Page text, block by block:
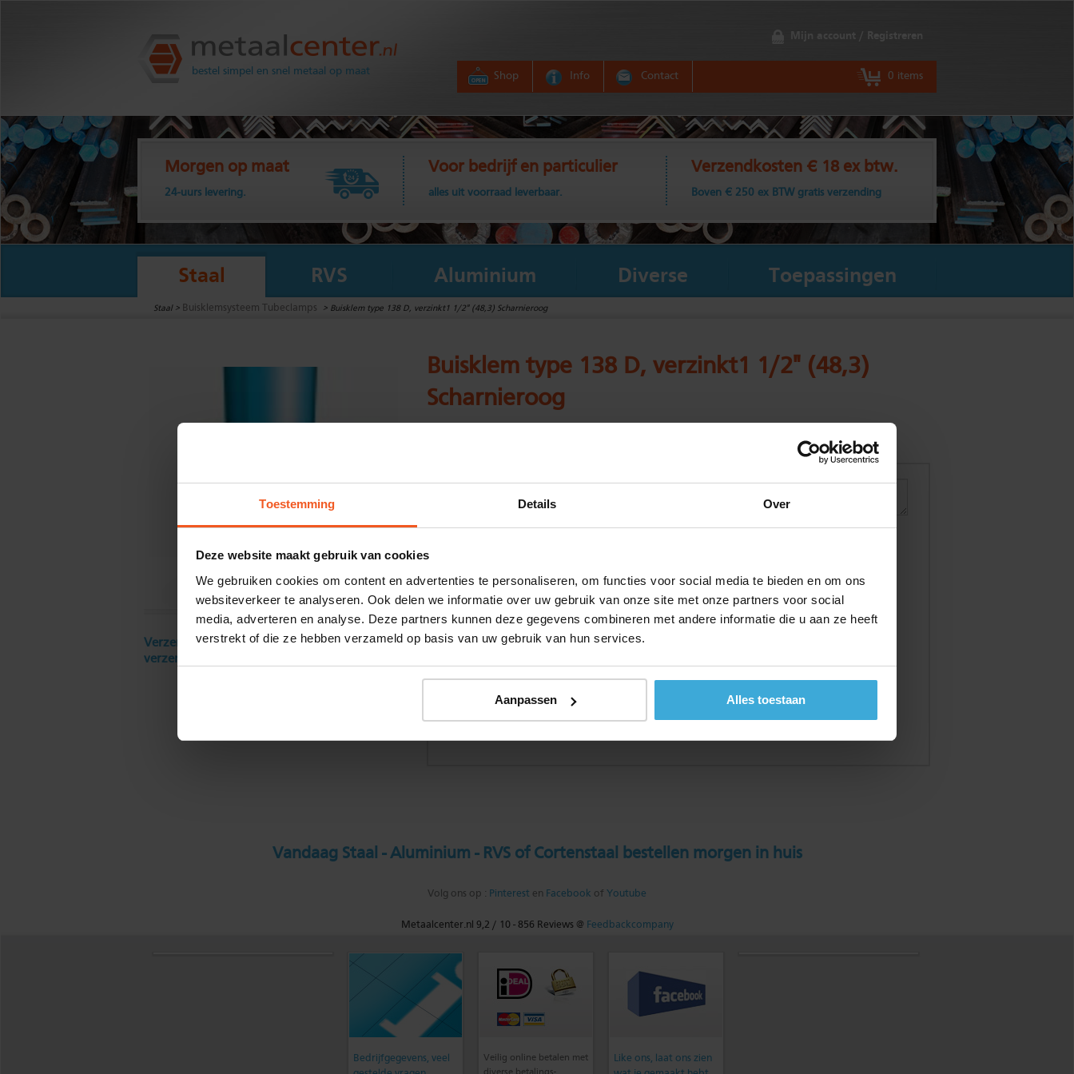
Toestemming Details Over
Deze website maakt gebruik van cookies
We gebruiken cookies om content en advertenties te personaliseren, om functies voor social media te bieden en om ons
websiteverkeer te analyseren. Ook delen we informatie over uw gebruik van onze site met onze partners voor social
media, adverteren en analyse. Deze partners kunnen deze gegevens combineren met andere informatie die u aan ze heeft
verstrekt of die ze hebben verzameld op basis van uw gebruik van hun services.
Aanpassen Alles toestaan
Metaalcenter.nl
bestel simpel en snel metaal op maat
Mijn account / Registreren
Shop Info Contact 0 items
Morgen op maat
24-uurs levering.
Voor bedrijf en particulier
alles uit voorraad leverbaar.
Verzendkosten € 18 ex btw.
Boven € 250 ex BTW gratis verzending
Staal RVS Aluminium Diverse Toepassingen
Staal > Buisklemsysteem Tubeclamps > Buisklem type 138 D, verzinkt1 1/2" (48,3) Scharnieroog
Verzendkosten € 18 excl. BTW, gratis
verzending vanaf € 250 excl. BTW
Buisklem type 138 D, verzinkt1 1/2" (48,3)
Scharnieroog
Standaard maat:
Materiaalkosten :
0,00
Bewerkingskosten :
€ 0,00
Alle bedragen zijn excl. 21% BTW
Vandaag Staal - Aluminium - RVS of Cortenstaal bestellen morgen in huis
Volg ons op : Pinterest en Facebook of Youtube
Metaalcenter.nl 9,2 / 10 -856 Reviews @ Feedbackcompany
Bedrijfgegevens, veel
Veilig online betalen met
Like ons, laat ons zien